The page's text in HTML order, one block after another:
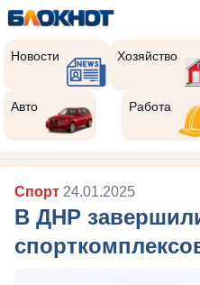
Новости Хозяйство
Авто Работа
Спорт 24.01.2025
В ДНР